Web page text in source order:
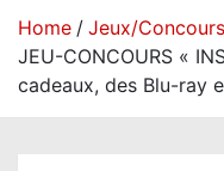
Home
Jeux/Concours
JEU-CONCOURS «
cadeaux, des Blu-ray